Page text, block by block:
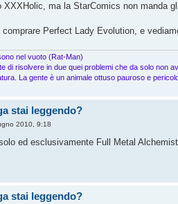
XXXHolic, ma la StarComics non manda
Perfect Lady Evolution, e
nel vuoto (Rat-Man)
di risolvere in due quei problemi che da solo non
La gente è un animale ottuso pauroso e
stai leggendo?
2010, 9:18
ed esclusivamente Full Metal
stai leggendo?